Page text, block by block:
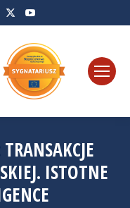
Linkedin
Twitter
ISTOTNE